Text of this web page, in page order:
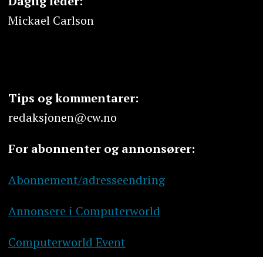
Mickael Carlson
Tips og kommentarer:
redaksjonen@cw.no
For abonnenter og annonsører:
Abonnement/adresseendring
Annonsere i Computerworld
Computerworld Event